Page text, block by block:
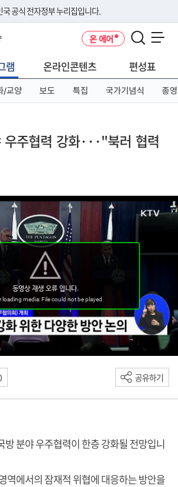
국 공식 전자정부 누리집입니다.
하기
다른 도메인 주소를 사용하고 있다면 아래 URL에
해 보세요
온 에어
램 온라인콘텐츠 편성표
/교양 보도 특집 국가기념식 종영
우주협력 강화···"북러 협력
공유하기
방 분야 우주협력이 한층 강화될 전망입니
역에서의 잠재적 위협에 대응하는 방안을